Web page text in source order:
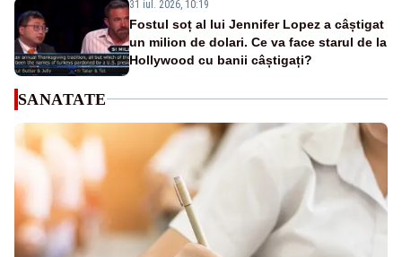
31 iul. 2026, 10:19
Fostul soț al lui Jennifer Lopez a câștigat
un milion de dolari. Ce va face starul de la
Hollywood cu banii câștigați?
SANATATE